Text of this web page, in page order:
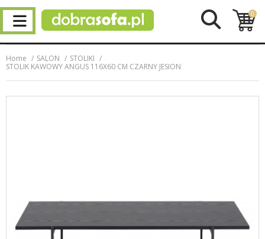
0
Home SALON
STOLIKI
STOLIK KAWOWY ANGUS 116X60 CM CZARNY JESION